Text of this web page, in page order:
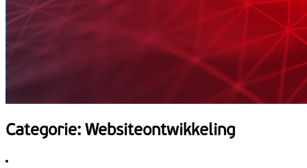
Categorie: Websiteontwikkeling